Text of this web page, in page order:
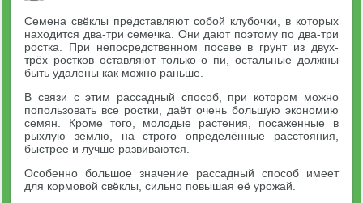
Семена свёклы представляют собой клубочки, в которых
находится два-три семечка. Они дают поэтому по два-три
ростка. При непосредственном посеве в грунт из двух-
трёх ростков оставляют только о пи, остальные должны
быть удалены как можно раньше.
В связи с этим рассадный способ, при котором можно
попользовать все ростки, даёт очень большую экономию
семян. Кроме того, молодые растения, посаженные в
рыхлую землю, на строго определённые расстояния,
быстрее и лучше развиваются.
Особенно большое значение рассадный способ имеет
для кормовой свёклы, сильно повышая её урожай.